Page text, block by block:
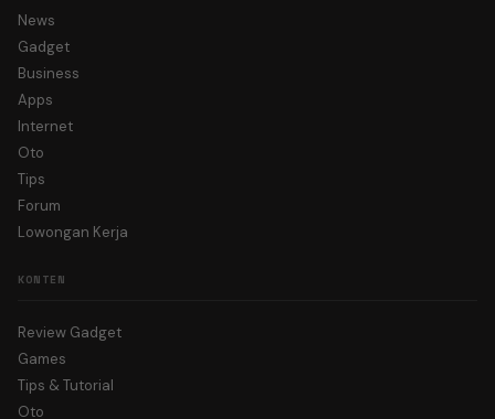
News
Gadget
Business
Apps
Internet
Oto
Tips
Forum
Lowongan Kerja
KONTEN
Review Gadget
Games
Tips & Tutorial
Oto